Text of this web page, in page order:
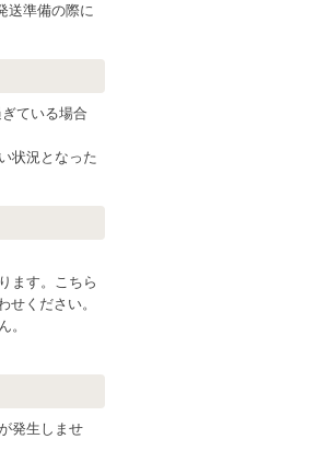
送準備の際に
ている場合
状況となった
ます。こちら
ください。
。
発生しませ